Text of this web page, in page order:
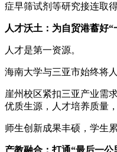
症早筛试剂等研究接连取
人才沃土：为自贸港蓄好“
人才是第一资源。
海南大学与三亚市始终将
崖州校区紧扣三亚产业需
优质生源，人才培养质量
师生创新成果丰硕，学生
产教融合：打通“最后一公